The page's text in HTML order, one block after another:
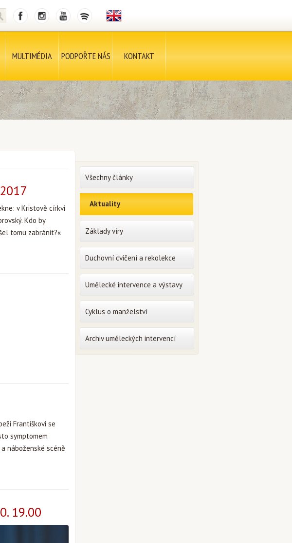
MULTIMÉDIA PODPOŘTE NÁS KONTAKT
v Kristově církvi
Kdo by
tomu zabránit?«
Františkovi se
symptomem
náboženské scéně
19.00
Všechny články
Aktuality
Základy víry
Duchovní cvičení a rekolekce
Umělecké intervence a výstavy
Cyklus o manželství
Archiv uměleckých intervencí